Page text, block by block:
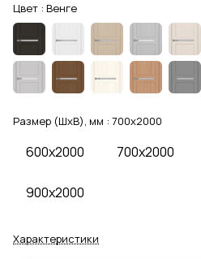
Цвет : Венге
Размер (ШхВ), мм : 700x2000
600x2000 700x2000
900x2000
Характеристики